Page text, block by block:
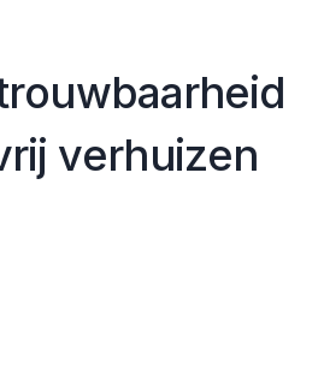
rouwbaarheid
rij verhuizen